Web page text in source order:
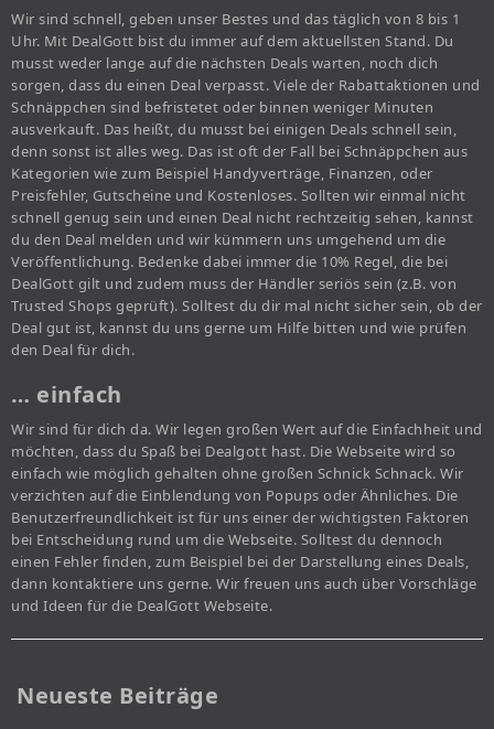
Wir sind schnell, geben unser Bestes und das täglich von 8 bis 1
Uhr. Mit DealGott bist du immer auf dem aktuellsten Stand. Du
musst weder lange auf die nächsten Deals warten, noch dich
sorgen, dass du einen Deal verpasst. Viele der Rabattaktionen und
Schnäppchen sind befristetet oder binnen weniger Minuten
ausverkauft. Das heißt, du musst bei einigen Deals schnell sein,
denn sonst ist alles weg. Das ist oft der Fall bei Schnäppchen aus
Kategorien wie zum Beispiel Handyverträge, Finanzen, oder
Preisfehler, Gutscheine und Kostenloses. Sollten wir einmal nicht
schnell genug sein und einen Deal nicht rechtzeitig sehen, kannst
du den Deal melden und wir kümmern uns umgehend um die
Veröffentlichung. Bedenke dabei immer die 10% Regel, die bei
DealGott gilt und zudem muss der Händler seriös sein (z.B. von
Trusted Shops geprüft). Solltest du dir mal nicht sicher sein, ob der
Deal gut ist, kannst du uns gerne um Hilfe bitten und wie prüfen
den Deal für dich.
… einfach
Wir sind für dich da. Wir legen großen Wert auf die Einfachheit und
möchten, dass du Spaß bei Dealgott hast. Die Webseite wird so
einfach wie möglich gehalten ohne großen Schnick Schnack. Wir
verzichten auf die Einblendung von Popups oder Ähnliches. Die
Benutzerfreundlichkeit ist für uns einer der wichtigsten Faktoren
bei Entscheidung rund um die Webseite. Solltest du dennoch
einen Fehler finden, zum Beispiel bei der Darstellung eines Deals,
dann kontaktiere uns gerne. Wir freuen uns auch über Vorschläge
und Ideen für die DealGott Webseite.
Neueste Beiträge